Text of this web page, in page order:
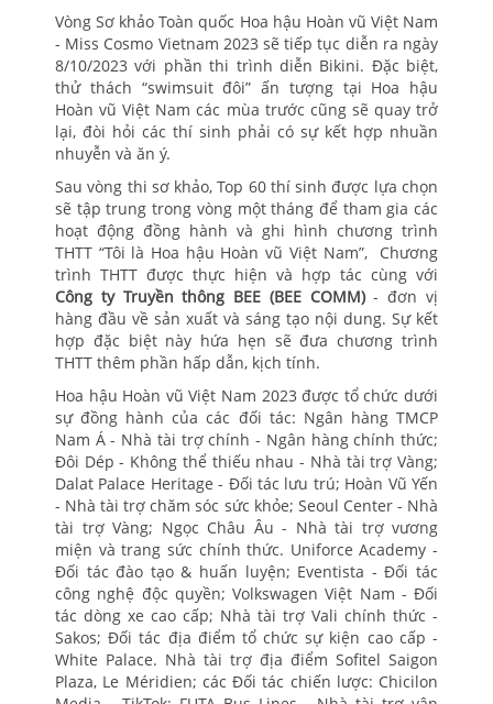
Vòng Sơ khảo Toàn quốc Hoa hậu Hoàn vũ Việt Nam
- Miss Cosmo Vietnam 2023 sẽ tiếp tục diễn ra ngày
8/10/2023 với phần thi trình diễn Bikini. Đặc biệt,
thử thách “swimsuit đôi” ấn tượng tại Hoa hậu
Hoàn vũ Việt Nam các mùa trước cũng sẽ quay trở
lại, đòi hỏi các thí sinh phải có sự kết hợp nhuần
nhuyễn và ăn ý.
Sau vòng thi sơ khảo, Top 60 thí sinh được lựa chọn
sẽ tập trung trong vòng một tháng để tham gia các
hoạt động đồng hành và ghi hình chương trình
THTT “Tôi là Hoa hậu Hoàn vũ Việt Nam”, Chương
trình THTT được thực hiện và hợp tác cùng với
Công ty Truyền thông BEE (BEE COMM)- đơn vị
hàng đầu về sản xuất và sáng tạo nội dung. Sự kết
hợp đặc biệt này hứa hẹn sẽ đưa chương trình
THTT thêm phần hấp dẫn, kịch tính.
Hoa hậu Hoàn vũ Việt Nam 2023 được tổ chức dưới
sự đồng hành của các đối tác: Ngân hàng TMCP
Nam Á - Nhà tài trợ chính - Ngân hàng chính thức;
Đôi Dép - Không thể thiếu nhau - Nhà tài trợ Vàng;
Dalat Palace Heritage - Đối tác lưu trú; Hoàn Vũ Yến
- Nhà tài trợ chăm sóc sức khỏe; Seoul Center - Nhà
tài trợ Vàng; Ngọc Châu Âu - Nhà tài trợ vương
miện và trang sức chính thức. Uniforce Academy -
Đối tác đào tạo & huấn luyện; Eventista - Đối tác
công nghệ độc quyền; Volkswagen Việt Nam - Đối
tác dòng xe cao cấp; Nhà tài trợ Vali chính thức -
Sakos; Đối tác địa điểm tổ chức sự kiện cao cấp -
White Palace. Nhà tài trợ địa điểm Sofitel Saigon
Plaza, Le Méridien; các Đối tác chiến lược: Chicilon